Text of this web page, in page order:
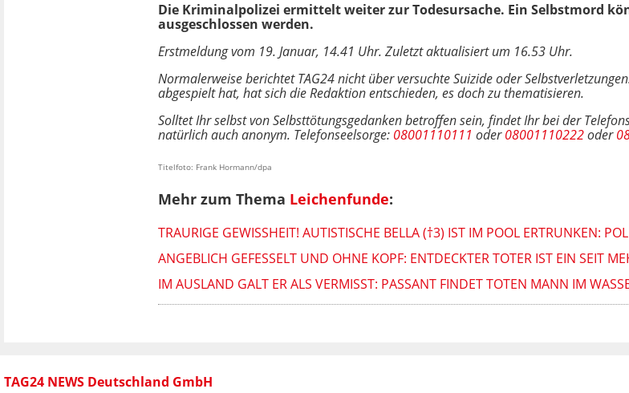
Die Kriminalpolizei ermittelt weiter zur Todesursache. Ein Selbstmord
ausgeschlossen werden.
Erstmeldung vom 19. Januar, 14.41 Uhr. Zuletzt aktualisiert um 16.53 Uhr.
Normalerweise berichtet TAG24 nicht über versuchte Suizide oder
abgespielt hat, hat sich die Redaktion entschieden, es doch zu thematisieren.
Solltet Ihr selbst von Selbsttötungsgedanken betroffen sein, findet Ihr bei der
natürlich auch anonym. Telefonseelsorge: 08001110111 oder08001110222oder
Titelfoto: Frank Hormann/dpa
Mehr zum Thema Leichenfunde:
TRAURIGE GEWISSHEIT! AUTISTISCHE BELLA (†3) IST IM POOL ERTRUNKEN:
ANGEBLICH GEFESSELT UND OHNE KOPF: ENTDECKTER TOTER IST EIN SEIT
IM AUSLAND GALT ER ALS VERMISST: PASSANT FINDET TOTEN MANN IM
TAG24 NEWS Deutschland GmbH